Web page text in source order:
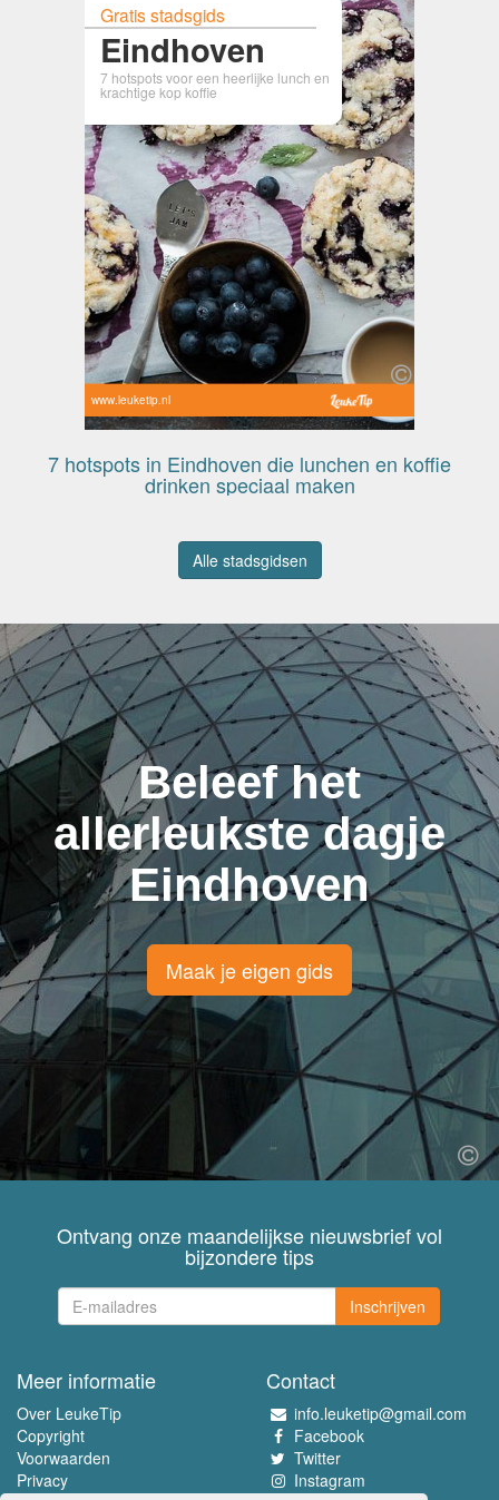
Gratis stadsgids
Eindhoven
7 hotspots voor een heerlijke lunch en
krachtige kop koffie
www.leuketip.nl
7 hotspots in Eindhoven die lunchen en koffie
drinken speciaal maken
Alle stadsgidsen
Beleef het
allerleukste dagje
Eindhoven
Maak je eigen gids
Ontvang onze maandelijkse nieuwsbrief vol
bijzondere tips
Inschrijven
Meer informatie
Over LeukeTip
Copyright
Voorwaarden
Privacy
Contact
info.leuketip@gmail.com
Facebook
Twitter
Instagram